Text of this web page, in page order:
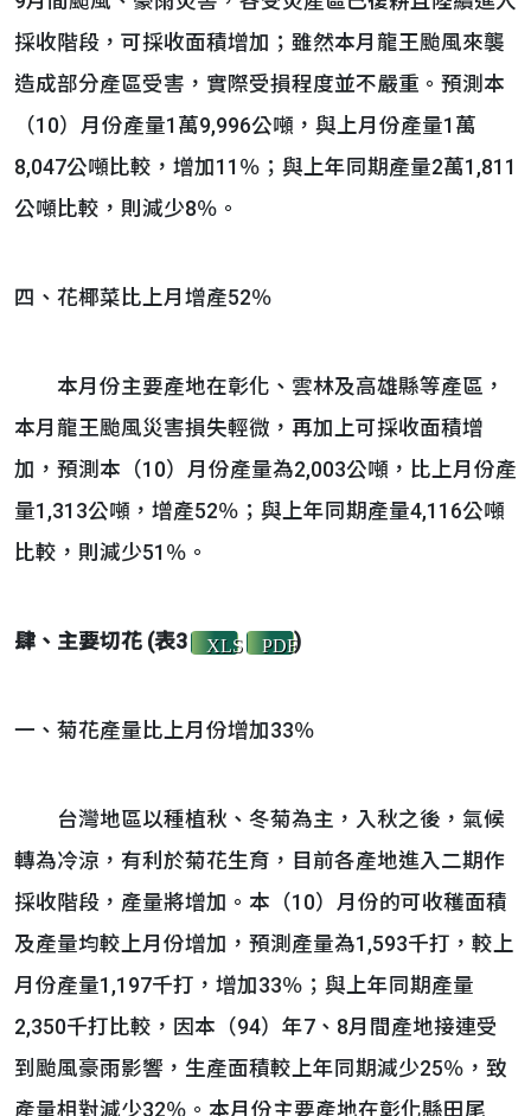
採收階段，可採收面積增加；雖然本月龍王颱風來襲
造成部分產區受害，實際受損程度並不嚴重。預測本
（10）月份產量1萬9,996公噸，與上月份產量1萬
8,047公噸比較，增加11％；與上年同期產量2萬1,811
公噸比較，則減少8％。
四、花椰菜比上月增產52％
本月份主要產地在彰化、雲林及高雄縣等產區，
本月龍王颱風災害損失輕微，再加上可採收面積增
加，預測本（10）月份產量為2,003公噸，比上月份產
量1,313公噸，增產52％；與上年同期產量4,116公噸
比較，則減少51％。
肆、主要切花 (表3 XLS PDF)
一、菊花產量比上月份增加33％
台灣地區以種植秋、冬菊為主，入秋之後，氣候
轉為冷涼，有利於菊花生育，目前各產地進入二期作
採收階段，產量將增加。本（10）月份的可收穫面積
及產量均較上月份增加，預測產量為1,593千打，較上
月份產量1,197千打，增加33％；與上年同期產量
2,350千打比較，因本（94）年7、8月間產地接連受
到颱風豪雨影響，生產面積較上年同期減少25％，致
產量相對減少32％。本月份主要產地在彰化縣田尾